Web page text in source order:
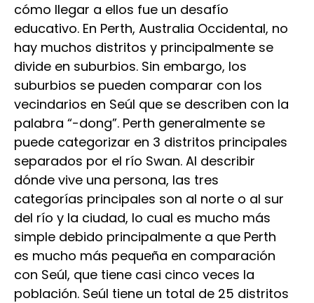
cómo llegar a ellos fue un desafío
educativo. En Perth, Australia Occidental, no
hay muchos distritos y principalmente se
divide en suburbios. Sin embargo, los
suburbios se pueden comparar con los
vecindarios en Seúl que se describen con la
palabra “-dong”. Perth generalmente se
puede categorizar en 3 distritos principales
separados por el río Swan. Al describir
dónde vive una persona, las tres
categorías principales son al norte o al sur
del río y la ciudad, lo cual es mucho más
simple debido principalmente a que Perth
es mucho más pequeña en comparación
con Seúl, que tiene casi cinco veces la
población. Seúl tiene un total de 25 distritos